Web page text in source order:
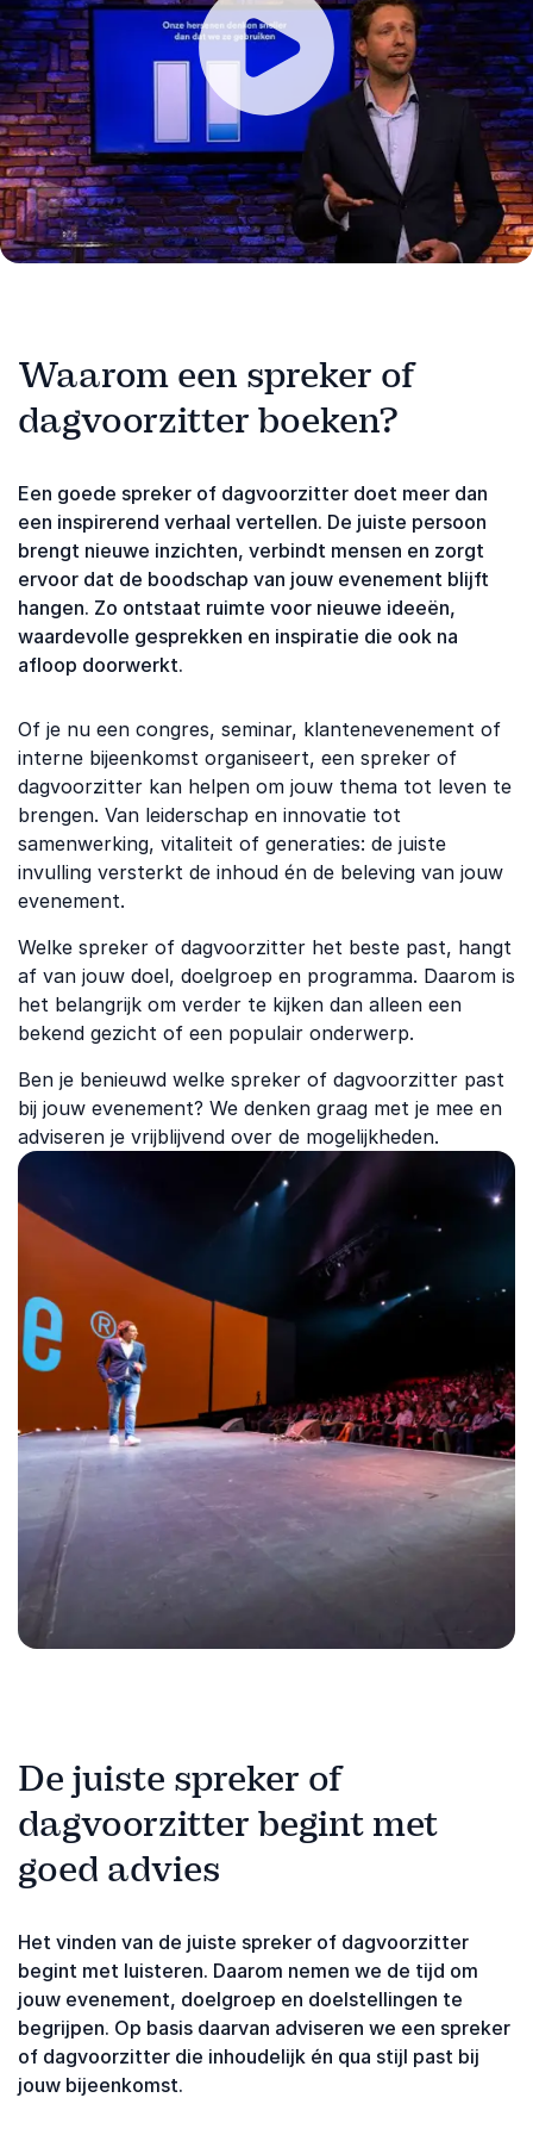
Afspelen
denkt aan die ene e-mail of boodschap die je nog
moet doen. Ons brein is dagelijks meer dan 3,5 uur
bezig met het verwerken van informatie, geen
wonder dat je snel afgeleid raakt. Breinexpert Mark
Tigchelaar deelt zijn tips om je focus te verbeteren en
beter te presteren.
Waarom een spreker of
dagvoorzitter boeken?
Een goede spreker of dagvoorzitter doet meer dan
een inspirerend verhaal vertellen. De juiste persoon
brengt nieuwe inzichten, verbindt mensen en zorgt
ervoor dat de boodschap van jouw evenement blijft
hangen. Zo ontstaat ruimte voor nieuwe ideeën,
waardevolle gesprekken en inspiratie die ook na
afloop doorwerkt.
Of je nu een congres, seminar, klantenevenement of
interne bijeenkomst organiseert, een spreker of
dagvoorzitter kan helpen om jouw thema tot leven te
brengen. Van leiderschap en innovatie tot
samenwerking, vitaliteit of generaties: de juiste
invulling versterkt de inhoud én de beleving van jouw
evenement.
Welke spreker of dagvoorzitter het beste past, hangt
af van jouw doel, doelgroep en programma. Daarom is
het belangrijk om verder te kijken dan alleen een
bekend gezicht of een populair onderwerp.
Ben je benieuwd welke spreker of dagvoorzitter past
bij jouw evenement? We denken graag met je mee en
adviseren je vrijblijvend over de mogelijkheden.
De juiste spreker of
dagvoorzitter begint met
goed advies
Het vinden van de juiste spreker of dagvoorzitter
begint met luisteren. Daarom nemen we de tijd om
jouw evenement, doelgroep en doelstellingen te
begrijpen. Op basis daarvan adviseren we een spreker
of dagvoorzitter die inhoudelijk én qua stijl past bij
jouw bijeenkomst.